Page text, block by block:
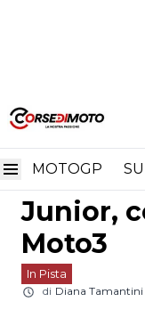
MOTOGP
Home In Pista
CEV: La
Reale
Junior,
Moto3
In Pista
di Diana Tamantini